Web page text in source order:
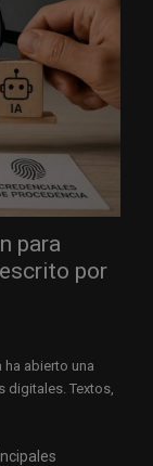
para
por
abierto una
digitales. Textos,